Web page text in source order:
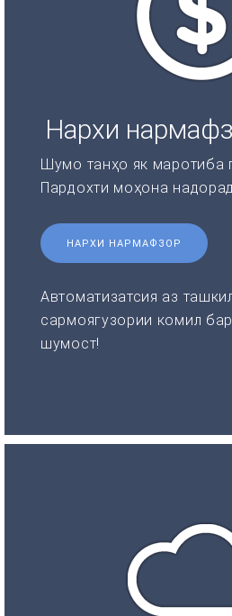
Нархи
Шумо танҳо як маротиба
Пардохти моҳона
НАРХИ НАРМАФЗОР
Автоматизатсия аз
сармоягузории комил
шумост!